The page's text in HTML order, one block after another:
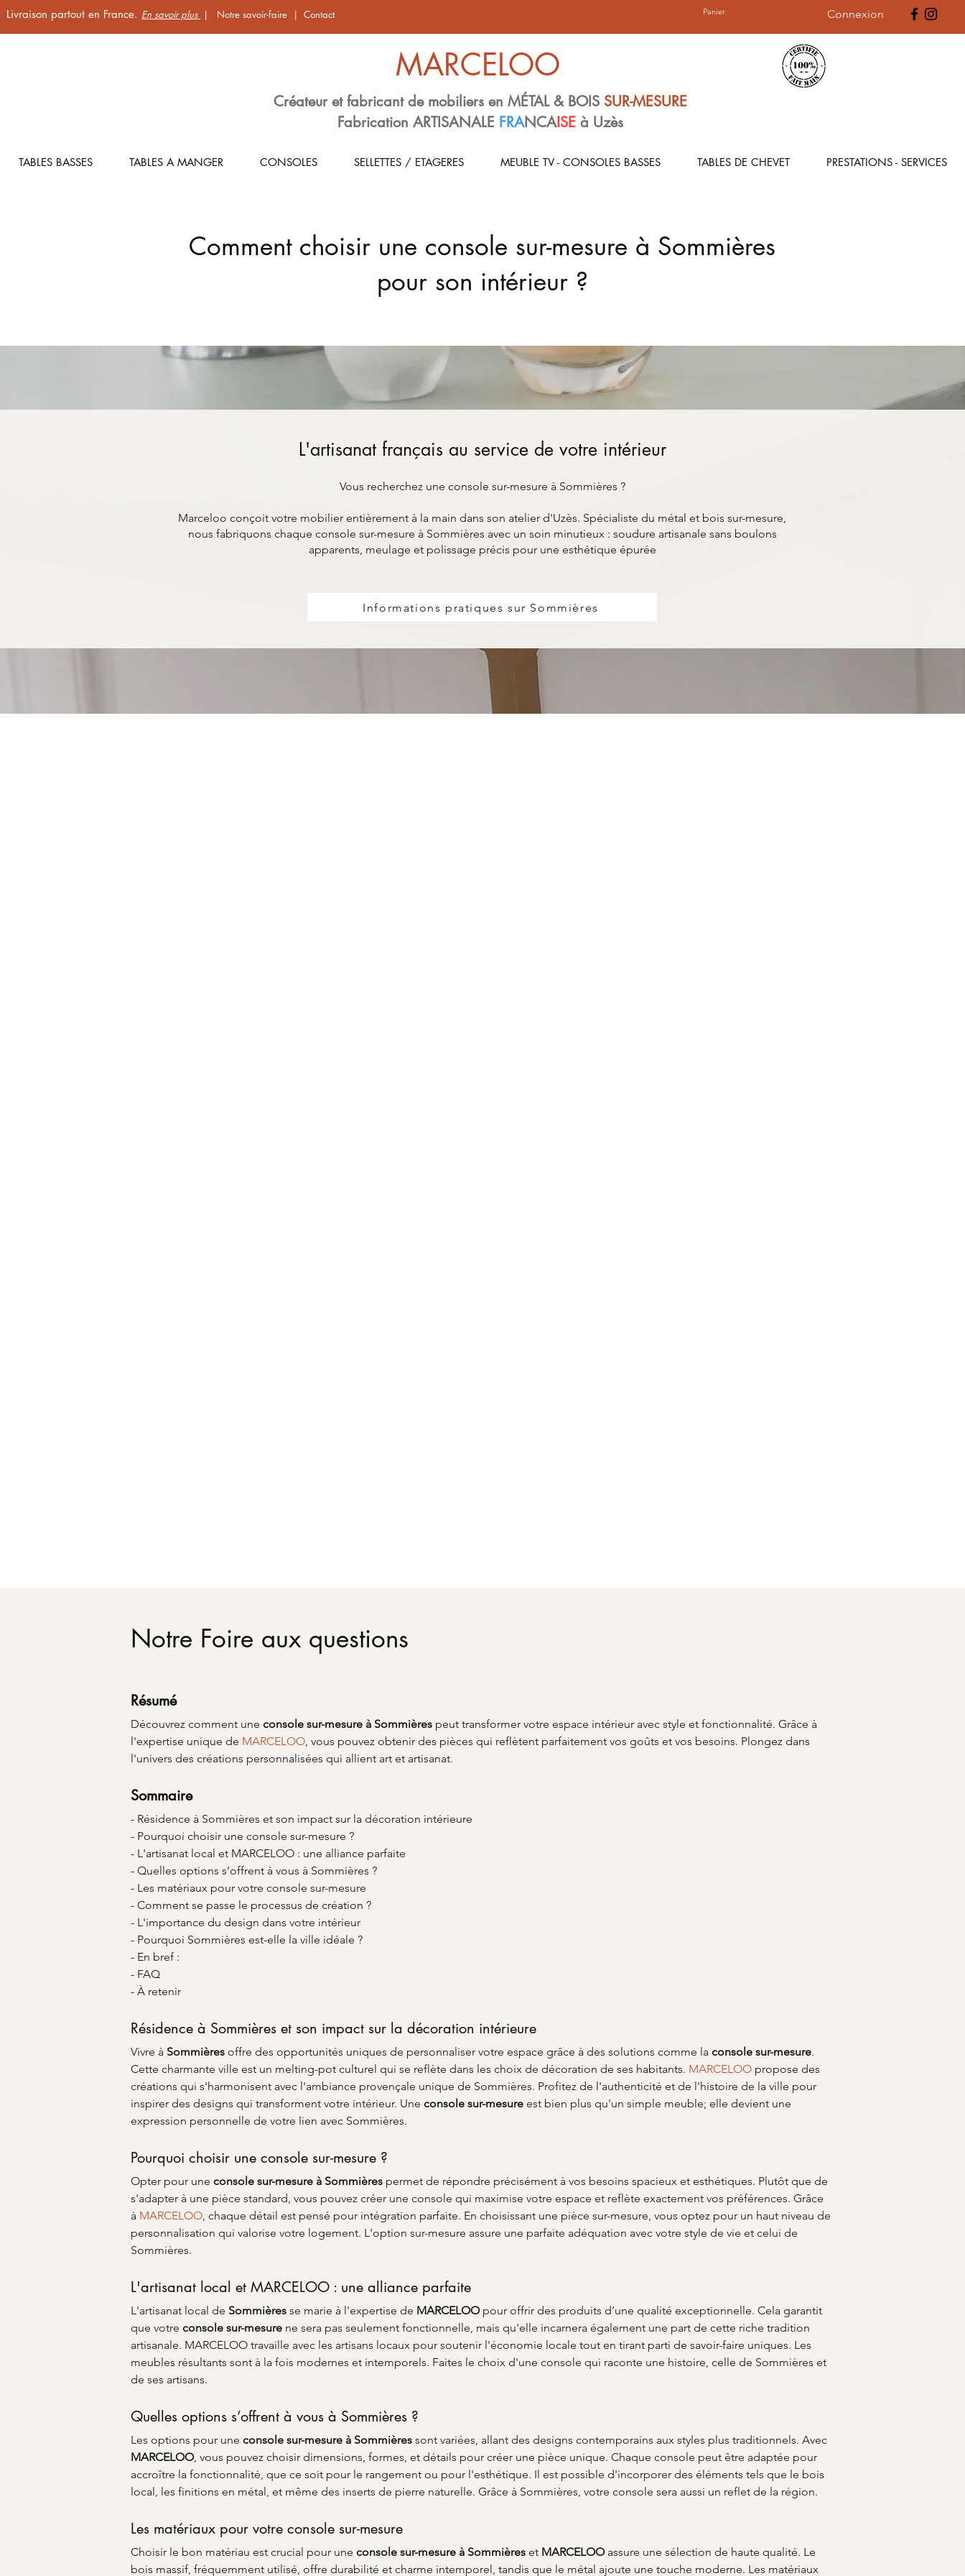
Livraison partout en France. En savoir plus | Notre savoir-faire | Contact Panier Connexion
MARCELOO
Créateur et fabricant de mobiliers en MÉTAL & BOIS SUR-MESURE
Fabrication ARTISANALE FRANCAISE à Uzès
TABLES BASSES TABLES A MANGER CONSOLES SELLETTES / ETAGERES MEUBLE TV - CONSOLES BASSES TABLES DE CHEVET PRESTATIONS - SERVICES
Comment choisir une console sur-mesure à Sommières
pour son intérieur ?
L'artisanat français au service de votre intérieur
Vous recherchez une console sur-mesure à Sommières ?
Marceloo conçoit votre mobilier entièrement à la main dans son atelier d'Uzès. Spécialiste du métal et bois sur-mesure,
nous fabriquons chaque console sur-mesure à Sommières avec un soin minutieux : soudure artisanale sans boulons
apparents, meulage et polissage précis pour une esthétique épurée
Informations pratiques sur Sommières
Notre Foire aux questions
Résumé
Découvrez comment une console sur-mesure à Sommières peut transformer votre espace intérieur avec style et fonctionnalité. Grâce à
l'expertise unique de MARCELOO, vous pouvez obtenir des pièces qui reflètent parfaitement vos goûts et vos besoins. Plongez dans
l'univers des créations personnalisées qui allient art et artisanat.
Sommaire
- Résidence à Sommières et son impact sur la décoration intérieure
- Pourquoi choisir une console sur-mesure ?
- L'artisanat local et MARCELOO : une alliance parfaite
- Quelles options s’offrent à vous à Sommières ?
- Les matériaux pour votre console sur-mesure
- Comment se passe le processus de création ?
- L'importance du design dans votre intérieur
- Pourquoi Sommières est-elle la ville idéale ?
- En bref :
- FAQ
- À retenir
Résidence à Sommières et son impact sur la décoration intérieure
Vivre à Sommières offre des opportunités uniques de personnaliser votre espace grâce à des solutions comme la console sur-mesure.
Cette charmante ville est un melting-pot culturel qui se reflète dans les choix de décoration de ses habitants. MARCELOO propose des
créations qui s'harmonisent avec l'ambiance provençale unique de Sommières. Profitez de l'authenticité et de l'histoire de la ville pour
inspirer des designs qui transforment votre intérieur. Une console sur-mesure est bien plus qu'un simple meuble; elle devient une
expression personnelle de votre lien avec Sommières.
Pourquoi choisir une console sur-mesure ?
Opter pour une console sur-mesure à Sommières permet de répondre précisément à vos besoins spacieux et esthétiques. Plutôt que de
s'adapter à une pièce standard, vous pouvez créer une console qui maximise votre espace et reflète exactement vos préférences. Grâce
à MARCELOO, chaque détail est pensé pour intégration parfaite. En choisissant une pièce sur-mesure, vous optez pour un haut niveau de
personnalisation qui valorise votre logement. L'option sur-mesure assure une parfaite adéquation avec votre style de vie et celui de
Sommières.
L'artisanat local et MARCELOO : une alliance parfaite
L'artisanat local de Sommières se marie à l'expertise de MARCELOO pour offrir des produits d’une qualité exceptionnelle. Cela garantit
que votre console sur-mesure ne sera pas seulement fonctionnelle, mais qu'elle incarnera également une part de cette riche tradition
artisanale. MARCELOO travaille avec les artisans locaux pour soutenir l'économie locale tout en tirant parti de savoir-faire uniques. Les
meubles résultants sont à la fois modernes et intemporels. Faites le choix d'une console qui raconte une histoire, celle de Sommières et
de ses artisans.
Quelles options s’offrent à vous à Sommières ?
Les options pour une console sur-mesure à Sommières sont variées, allant des designs contemporains aux styles plus traditionnels. Avec
MARCELOO, vous pouvez choisir dimensions, formes, et détails pour créer une pièce unique. Chaque console peut être adaptée pour
accroître la fonctionnalité, que ce soit pour le rangement ou pour l'esthétique. Il est possible d'incorporer des éléments tels que le bois
local, les finitions en métal, et même des inserts de pierre naturelle. Grâce à Sommières, votre console sera aussi un reflet de la région.
Les matériaux pour votre console sur-mesure
Choisir le bon matériau est crucial pour une console sur-mesure à Sommières et MARCELOO assure une sélection de haute qualité. Le
bois massif, fréquemment utilisé, offre durabilité et charme intemporel, tandis que le métal ajoute une touche moderne. Les matériaux